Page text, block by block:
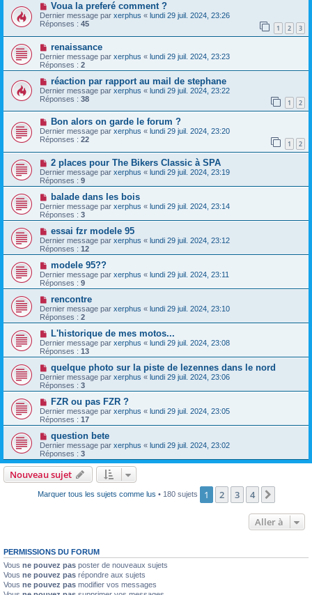
Voua la preferé comment ?
Dernier message par xerphus « lundi 29 juil. 2024, 23:26
Réponses : 45 1 2 3
renaissance
Dernier message par xerphus « lundi 29 juil. 2024, 23:23
Réponses : 2
réaction par rapport au mail de stephane
Dernier message par xerphus « lundi 29 juil. 2024, 23:22
Réponses : 38 1 2
Bon alors on garde le forum ?
Dernier message par xerphus « lundi 29 juil. 2024, 23:20
Réponses : 22 1 2
2 places pour The Bikers Classic à SPA
Dernier message par xerphus « lundi 29 juil. 2024, 23:19
Réponses : 9
balade dans les bois
Dernier message par xerphus « lundi 29 juil. 2024, 23:14
Réponses : 3
essai fzr modele 95
Dernier message par xerphus « lundi 29 juil. 2024, 23:12
Réponses : 12
modele 95??
Dernier message par xerphus « lundi 29 juil. 2024, 23:11
Réponses : 9
rencontre
Dernier message par xerphus « lundi 29 juil. 2024, 23:10
Réponses : 2
L'historique de mes motos...
Dernier message par xerphus « lundi 29 juil. 2024, 23:08
Réponses : 13
quelque photo sur la piste de lezennes dans le nord
Dernier message par xerphus « lundi 29 juil. 2024, 23:06
Réponses : 3
FZR ou pas FZR ?
Dernier message par xerphus « lundi 29 juil. 2024, 23:05
Réponses : 17
question bete
Dernier message par xerphus « lundi 29 juil. 2024, 23:02
Réponses : 3
Nouveau sujet
Marquer tous les sujets comme lus • 180 sujets 1 2 3 4
Aller à
PERMISSIONS DU FORUM
Vous ne pouvez pas poster de nouveaux sujets
Vous ne pouvez pas répondre aux sujets
Vous ne pouvez pas modifier vos messages